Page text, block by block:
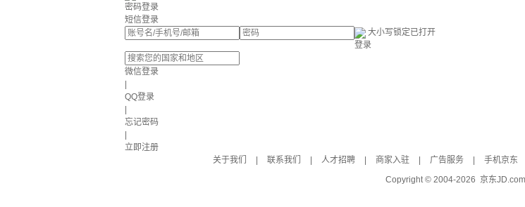
密码登录
短信登录
大小写锁定已打开
登录
微信登录
QQ登录
忘记密码
立即注册
关于我们
联系我们 人才招聘 商家入驻 广告服务 手机京东
Copyright © 2004-2026 京东